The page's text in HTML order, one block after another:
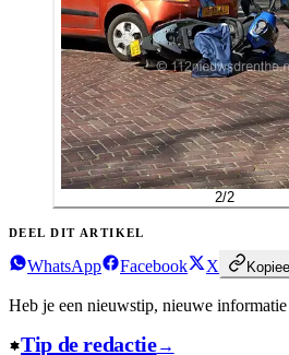
2/2
DEEL DIT ARTIKEL
WhatsApp Facebook X
Heb je een nieuwstip, nieuwe
Tip de redactie→